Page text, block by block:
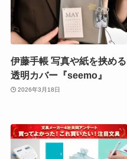
伊藤手帳 写真や紙を挟める
透明カバー『seemo』
2026年3月18日